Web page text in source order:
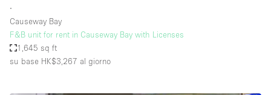
Banconi
Bar
∙
Causeway Bay
F&B unit for rent in Causeway Bay with Licenses
1,645 sq ft
su base HK$3,267 al giorno